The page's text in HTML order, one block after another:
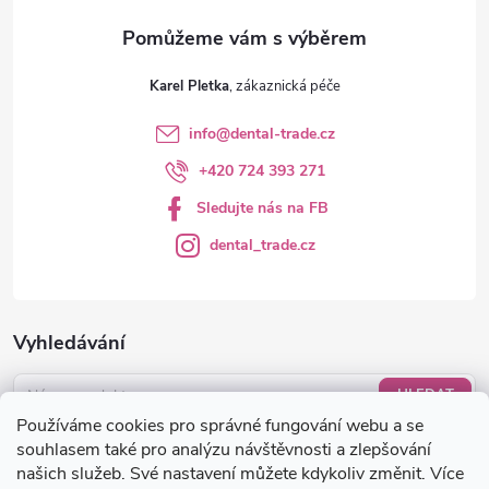
Používáme cookies pro správné fungování webu a se
souhlasem také pro analýzu návštěvnosti a zlepšování
našich služeb. Své nastavení můžete kdykoliv změnit. Více
Vyhledávání
HLEDAT
Nákupní košík
Karel Pletka
info@dental-trade.cz
+420 724 393 271
Sledujte nás na FB
dental_trade.cz